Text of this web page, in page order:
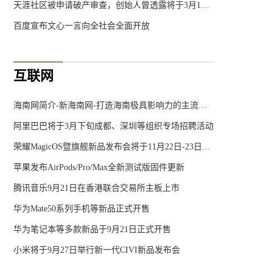
天涯社区被申请破产审查，创始人曾透露将于3月1日重启
百度宣布文心一言向全社会全面开放
互联网
海南网简介-新海南网-打造海南极具影响力的主流综合门户网站
阿里巴巴将于3月下旬成都、深圳等组织专场招聘活动
荣耀MagicOS暨旗舰新品发布会将于11月22日-23日举行
苹果发布AirPods/Pro/Max全新测试版固件更新
腾讯音乐9月21日在香港联合交易所主板上市
华为Mate50系列手机等新品正式开售
华为笔记本等多款新品于9月21日正式开售
小米将于9月27日举行新一代CIVI新品发布会